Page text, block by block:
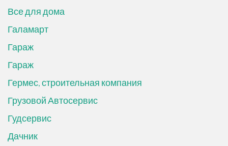
Все для дома
Галамарт
Гараж
Гараж
Гермес, строительная компания
Грузовой Автосервис
Гудсервис
Дачник